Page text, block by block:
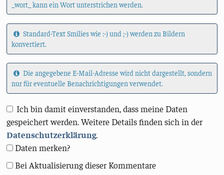
_wort_ kann ein Wort unterstrichen werden.
Standard-Text Smilies wie :-) und ;-) werden zu Bildern
konvertiert.
Die angegebene E-Mail-Adresse wird nicht dargestellt, sondern
nur für eventuelle Benachrichtigungen verwendet.
Ich bin damit einverstanden, dass meine Daten
gespeichert werden. Weitere Details finden sich in der
Datenschutzerklärung.
Daten merken?
Bei Aktualisierung dieser Kommentare